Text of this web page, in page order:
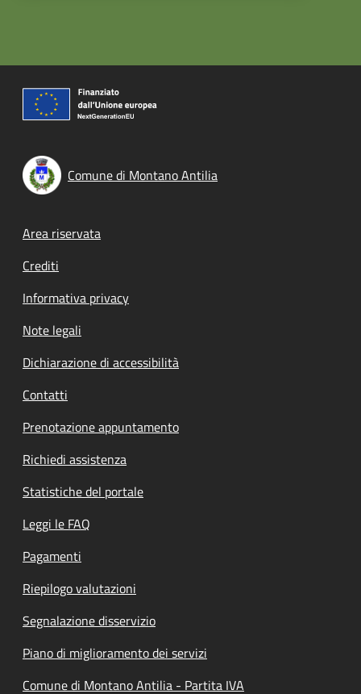
Comune di Montano Antilia
Footer menu
Area riservata
Crediti
Informativa privacy
Note legali
Dichiarazione di accessibilità
Contatti
Prenotazione appuntamento
Richiedi assistenza
Statistiche del portale
Leggi le FAQ
Pagamenti
Riepilogo valutazioni
Segnalazione disservizio
Piano di miglioramento dei servizi
Comune di Montano Antilia - Partita IVA